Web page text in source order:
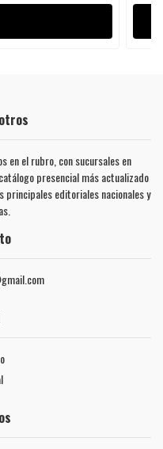
en el rubro, con sucursales en
presencial más actualizado
principales editoriales nacionales y